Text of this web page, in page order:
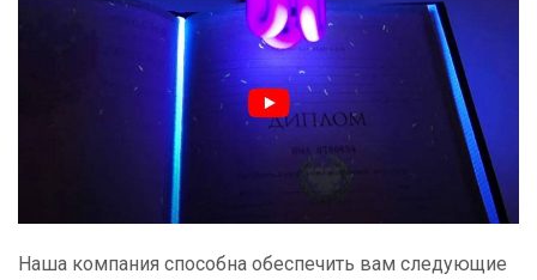
Наша компания способна обеспечить вам следующие